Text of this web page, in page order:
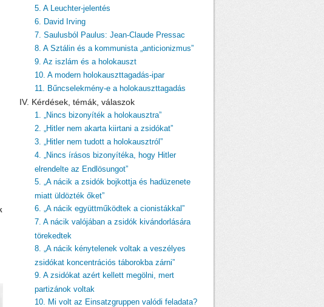
5. A Leuchter-jelentés
6. David Irving
7. Saulusból Paulus: Jean-Claude Pressac
8. A Sztálin és a kommunista „anticionizmus”
9. Az iszlám és a holokauszt
10. A modern holokauszttagadás-ipar
11. Bűncselekmény-e a holokauszttagadás
IV. Kérdések, témák, válaszok
1. „Nincs bizonyíték a holokausztra”
2. „Hitler nem akarta kiirtani a zsidókat”
3. „Hitler nem tudott a holokausztról”
4. „Nincs írásos bizonyítéka, hogy Hitler
elrendelte az Endlösungot”
5. „A nácik a zsidók bojkottja és hadüzenete
miatt üldözték őket”
6. „A nácik együttműködtek a cionistákkal”
7. A nácik valójában a zsidók kivándorlására
törekedtek
8. „A nácik kénytelenek voltak a veszélyes
zsidókat koncentrációs táborokba zárni”
9. A zsidókat azért kellett megölni, mert
partizánok voltak
10. Mi volt az Einsatzgruppen valódi feladata?